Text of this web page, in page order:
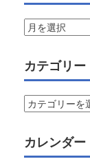
ア
ー
イ
ブ
カテゴリー
カ
テ
リ
ー
カレンダー